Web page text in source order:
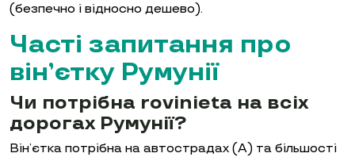
(безпечно і відносно дешево).
Часті запитання про
він’єтку Румунії
Чи потрібна rovinieta на всіх
дорогах Румунії?
Він’єтка потрібна на автострадах (A) та більшості